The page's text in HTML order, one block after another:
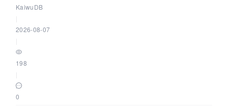
技术路径
KaiwuDB
2026-08-07
198
0